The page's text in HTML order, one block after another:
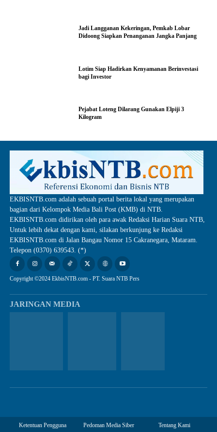
Jadi Langganan Kekeringan, Pemkab Lobar
Didoong Siapkan Penanganan Jangka Panjang
Lotim Siap Hadirkan Kenyamanan Berinvestasi
bagi Investor
Pejabat Loteng Dilarang Gunakan Elpiji 3
Kilogram
EKBISNTB.com adalah sebuah portal berita lokal yang merupakan
bagian dari Kelompok Media Bali Post (KMB) di NTB.
EKBISNTB.com didirikan oleh para awak Redaksi Harian Suara NTB,
Untuk lebih dekat dengan kami, silakan berkunjung ke Redaksi
EKBISNTB.com di Jalan Bangau Nomor 15 Cakranegara, Mataram.
Telepon (0370) 639543. (*)
Copyright ©2024 EkbisNTB.com - PT. Suara NTB Pers
JARINGAN MEDIA
Ketentuan Pengguna Pedoman Media Siber Tentang Kami